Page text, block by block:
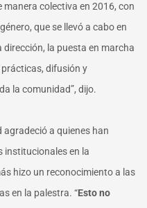
manera colectiva en 2016, con
que se llevó a cabo en
la puesta en marcha
difusión y
la comunidad”, dijo.
a quienes han
institucionales en la
hizo un reconocimiento a las
en la palestra. “Esto no